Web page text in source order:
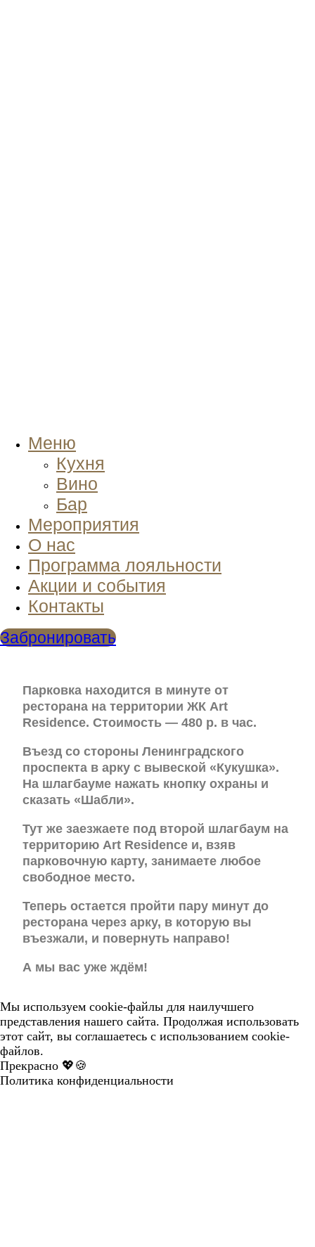
Меню
Кухня
Вино
Бар
Мероприятия
О нас
Программа лояльности
Акции и события
Контакты
Забронировать
Парковка находится в минуте от
ресторана на территории ЖК Art
Residence. Стоимость — 480 р. в час.
Въезд со стороны Ленинградского
проспекта в арку с вывеской «Кукушка».
На шлагбауме нажать кнопку охраны и
сказать «Шабли».
Тут же заезжаете под второй шлагбаум на
территорию Art Residence и, взяв
парковочную карту, занимаете любое
свободное место.
Теперь остается пройти пару минут до
ресторана через арку, в которую вы
въезжали, и повернуть направо!
А мы вас уже ждём!
Мы используем cookie-файлы для наилучшего
представления нашего сайта. Продолжая использовать
этот сайт, вы соглашаетесь с использованием cookie-
файлов.
Прекрасно 💖🍪
Политика конфиденциальности